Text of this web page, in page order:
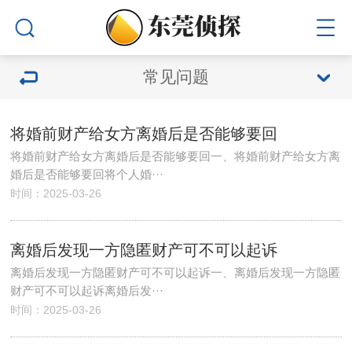
常见问题
将婚前财产给女方离婚后是否能够要回
将婚前财产给女方离婚后是否能够要回一、将婚前财产给女方离
婚后是否能够要回将个人婚···
时间：2025-03-26
离婚后发现一方隐匿财产可不可以起诉
离婚后发现一方隐匿财产可不可以起诉一、离婚后发现一方隐匿
财产可不可以起诉离婚后发···
时间：2025-03-26